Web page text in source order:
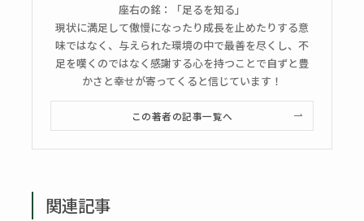
座右の銘：「足るを知る」
現状に満足して傲慢になったり成長を止めたりする意
味ではなく、与えられた環境の中で最善を尽くし、不
足を嘆くのではなく感謝する心を持つことで自ずと豊
かさと幸せが寄ってくると信じています！
この著者の記事一覧へ
関連記事